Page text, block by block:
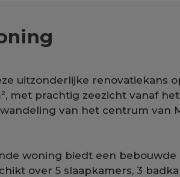
uitzonderlijke renovatiekans
met prachtig zeezicht vanaf
van het centrum van
woning biedt een
over 5 slaapkamers, 3